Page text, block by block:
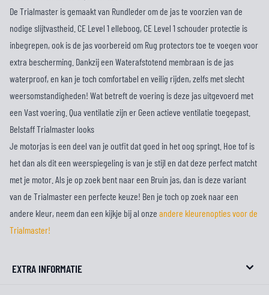
De Trialmaster is gemaakt van Rundleder om de jas te voorzien van de
nodige slijtvastheid. CE Level 1 elleboog, CE Level 1 schouder protectie is
inbegrepen, ook is de jas voorbereid om Rug protectors toe te voegen voor
extra bescherming. Dankzij een Waterafstotend membraan is de jas
waterproof, en kan je toch comfortabel en veilig rijden, zelfs met slecht
weersomstandigheden! Wat betreft de voering is deze jas uitgevoerd met
een Vast voering. Qua ventilatie zijn er Geen actieve ventilatie toegepast.
Belstaff Trialmaster looks
Je motorjas is een deel van je outfit dat goed in het oog springt. Hoe tof is
het dan als dit een weerspiegeling is van je stijl en dat deze perfect matcht
met je motor. Als je op zoek bent naar een Bruin jas, dan is deze variant
van de Trialmaster een perfecte keuze! Ben je toch op zoek naar een
andere kleur, neem dan een kijkje bij al onze andere kleurenopties voor de
Trialmaster!
EXTRA INFORMATIE